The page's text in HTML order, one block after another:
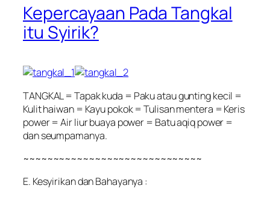
Kepercayaan Pada Tangkal
itu Syirik?
TANGKAL = Tapak kuda = Paku atau gunting kecil =
Kulit haiwan = Kayu pokok = Tulisan mentera = Keris
power = Air liur buaya power = Batu aqiq power =
dan seumpamanya.
~~~~~~~~~~~~~~~~~~~~~~~~~~~~~~
E. Kesyirikan dan Bahayanya :